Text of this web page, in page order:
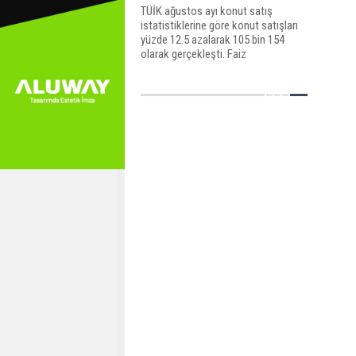
TÜİK ağustos ayı konut satış
istatistiklerine göre konut satışları
yüzde 12.5 azalarak 105 bin 154
olarak gerçekleşti. Faiz
yüzde 67.1 düştü.